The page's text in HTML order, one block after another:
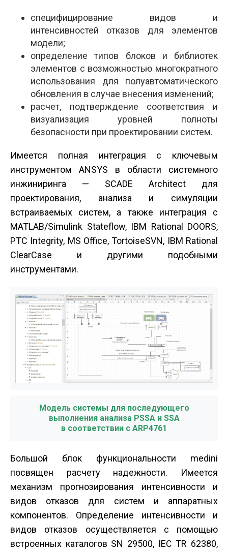
специфицирование видов и
интенсивностей отказов для элементов
модели;
определение типов блоков и библиотек
элементов с возможностью многократного
использования для полуавтоматического
обновления в случае внесения изменений;
расчет, подтверждение соответствия и
визуализация уровней полноты
безопасности при проектировании систем.
Имеется полная интеграция с ключевым
инструментом ANSYS в области системного
инжиниринга — SCADE Architect для
проектирования, анализа и симуляции
встраиваемых систем, а также интеграция с
MATLAB/Simulink Stateflow, IBM Rational DOORS,
PTC Integrity, MS Office, TortoiseSVN, IBM Rational
ClearCase и другими подобными
инструментами.
Модель системы для последующего
выполнения анализа PSSA и SSA
в соответствии с ARP4761
Большой блок функциональности medini
посвящен расчету надежности. Имеется
механизм прогнозирования интенсивности и
видов отказов для систем и аппаратных
компонентов. Определение интенсивности и
видов отказов осуществляется с помощью
встроенных каталогов SN 29500, IEC TR 62380,